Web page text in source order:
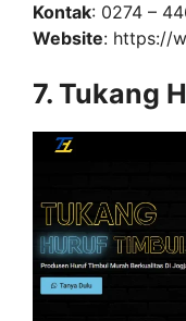
Kontak: 0274 –
Website: https://
7. Tukang